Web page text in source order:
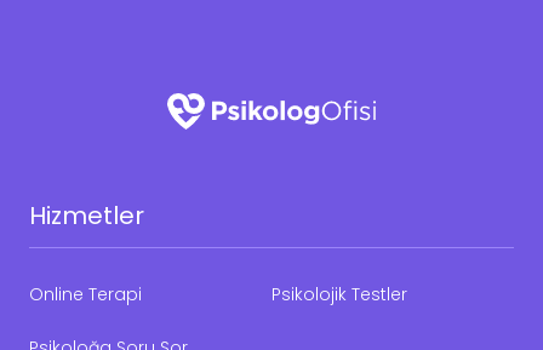
Hizmetler
Online Terapi Psikolojik Testler